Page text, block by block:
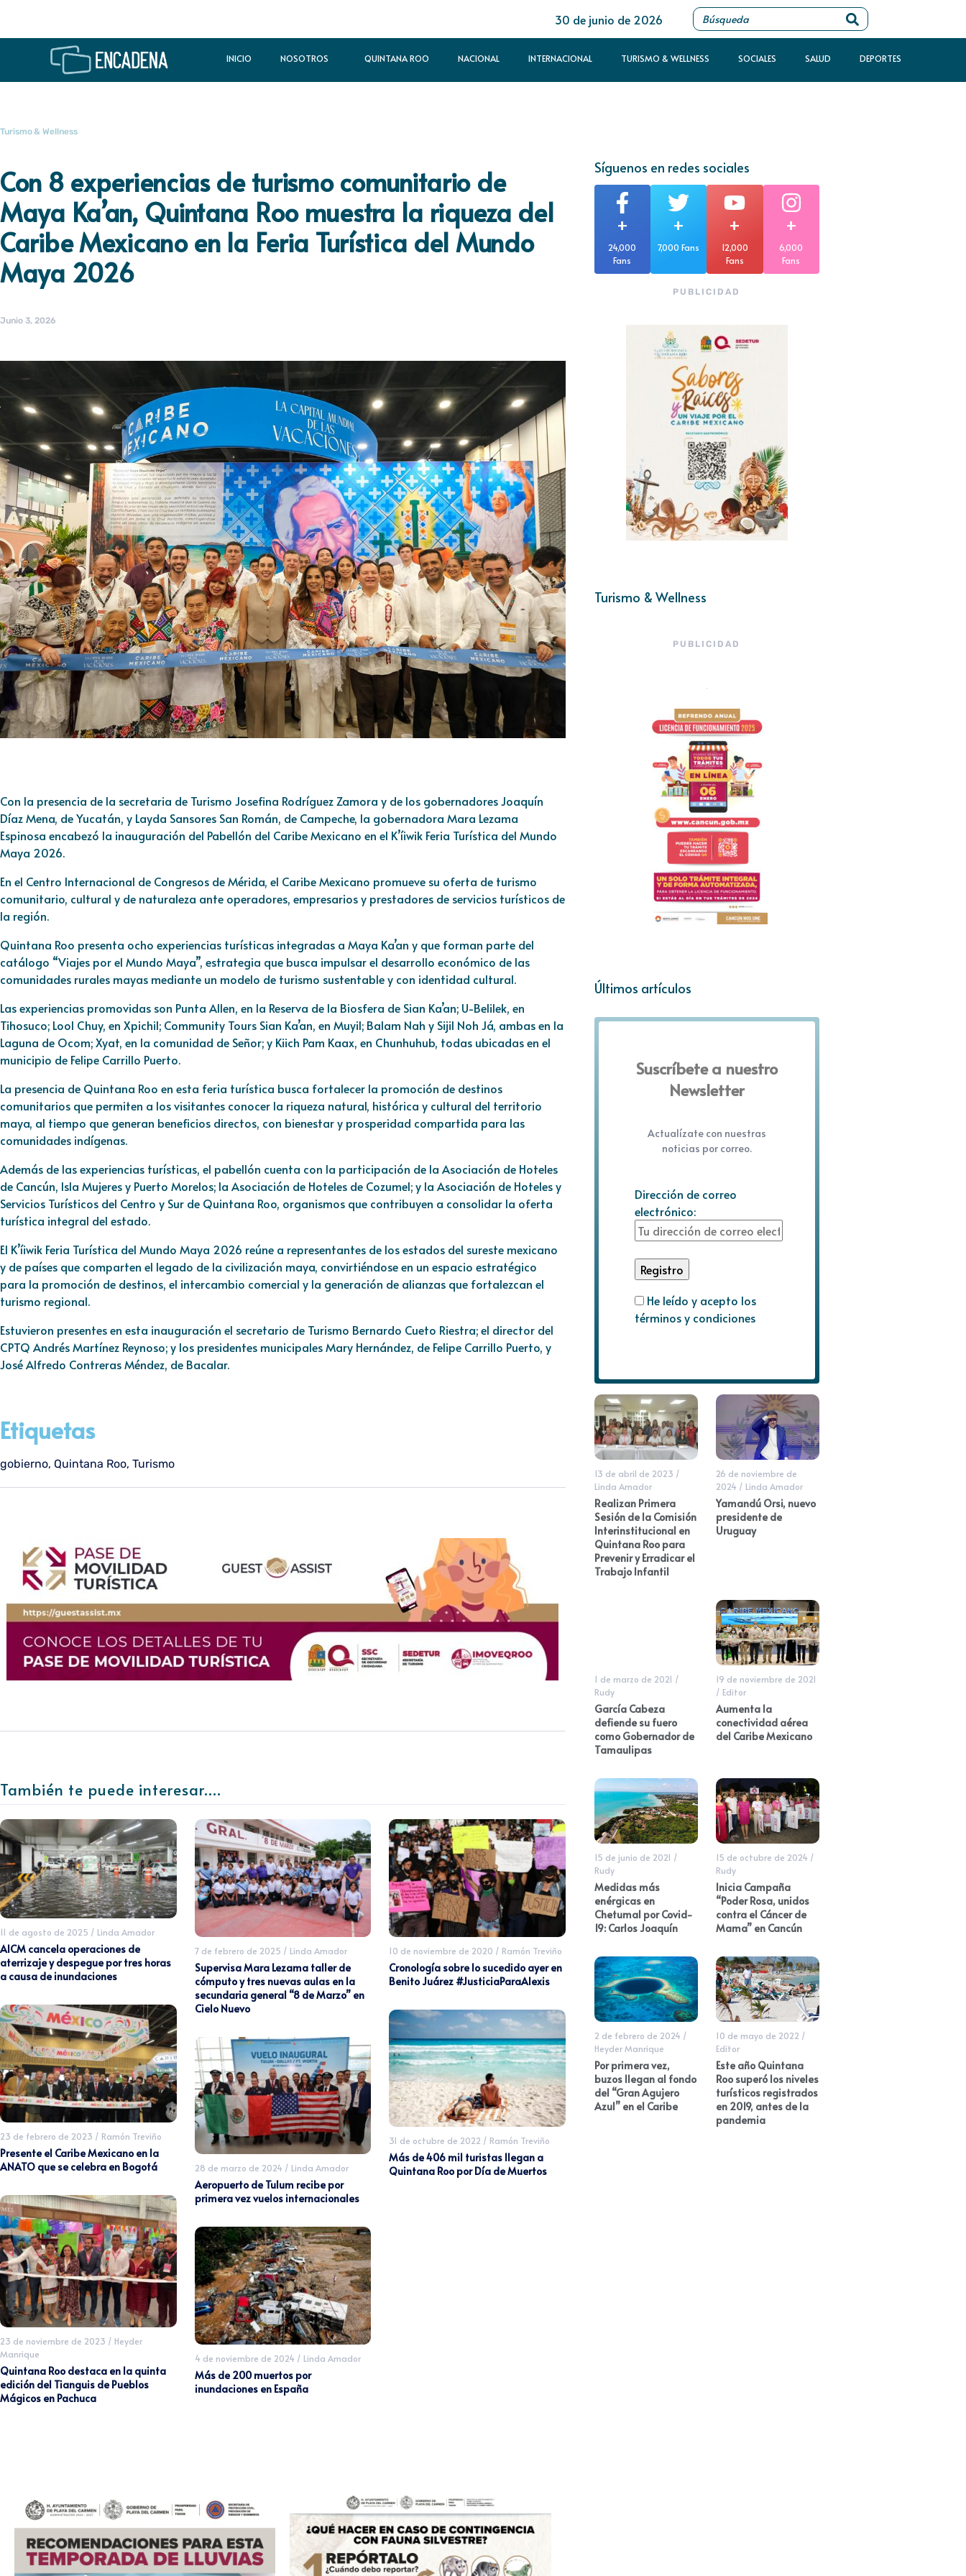
30 de junio de 2026
INICIO NOSOTROS QUINTANA ROO NACIONAL INTERNACIONAL TURISMO & WELLNESS SOCIALES SALUD DEPORTES
Turismo & Wellness
Con 8 experiencias de turismo comunitario de
Maya Ka’an, Quintana Roo muestra la riqueza del
Caribe Mexicano en la Feria Turística del Mundo
Maya 2026
Junio 3, 2026
Con la presencia de la secretaria de Turismo Josefina Rodríguez Zamora y de los gobernadores Joaquín
Díaz Mena, de Yucatán, y Layda Sansores San Román, de Campeche, la gobernadora Mara Lezama
Espinosa encabezó la inauguración del Pabellón del Caribe Mexicano en el K’íiwik Feria Turística del Mundo
Maya 2026.
En el Centro Internacional de Congresos de Mérida, el Caribe Mexicano promueve su oferta de turismo
comunitario, cultural y de naturaleza ante operadores, empresarios y prestadores de servicios turísticos de
la región.
Quintana Roo presenta ocho experiencias turísticas integradas a Maya Ka’an y que forman parte del
catálogo “Viajes por el Mundo Maya”, estrategia que busca impulsar el desarrollo económico de las
comunidades rurales mayas mediante un modelo de turismo sustentable y con identidad cultural.
Las experiencias promovidas son Punta Allen, en la Reserva de la Biosfera de Sian Ka’an; U-Belilek, en
Tihosuco; Lool Chuy, en Xpichil; Community Tours Sian Ka’an, en Muyil; Balam Nah y Sijil Noh Já, ambas en la
Laguna de Ocom; Xyat, en la comunidad de Señor; y Kiich Pam Kaax, en Chunhuhub, todas ubicadas en el
municipio de Felipe Carrillo Puerto.
La presencia de Quintana Roo en esta feria turística busca fortalecer la promoción de destinos
comunitarios que permiten a los visitantes conocer la riqueza natural, histórica y cultural del territorio
maya, al tiempo que generan beneficios directos, con bienestar y prosperidad compartida para las
comunidades indígenas.
Además de las experiencias turísticas, el pabellón cuenta con la participación de la Asociación de Hoteles
de Cancún, Isla Mujeres y Puerto Morelos; la Asociación de Hoteles de Cozumel; y la Asociación de Hoteles y
Servicios Turísticos del Centro y Sur de Quintana Roo, organismos que contribuyen a consolidar la oferta
turística integral del estado.
El K’íiwik Feria Turística del Mundo Maya 2026 reúne a representantes de los estados del sureste mexicano
y de países que comparten el legado de la civilización maya, convirtiéndose en un espacio estratégico
para la promoción de destinos, el intercambio comercial y la generación de alianzas que fortalezcan el
turismo regional.
Estuvieron presentes en esta inauguración el secretario de Turismo Bernardo Cueto Riestra; el director del
CPTQ Andrés Martínez Reynoso; y los presidentes municipales Mary Hernández, de Felipe Carrillo Puerto, y
José Alfredo Contreras Méndez, de Bacalar.
Etiquetas
gobierno, Quintana Roo, Turismo
También te puede interesar....
11 de agosto de 2025 / Linda Amador
AICM cancela operaciones de
aterrizaje y despegue por tres horas
a causa de inundaciones
23 de febrero de 2023 / Ramón Treviño
Presente el Caribe Mexicano en la
ANATO que se celebra en Bogotá
23 de noviembre de 2023 / Heyder
Manrique
Quintana Roo destaca en la quinta
edición del Tianguis de Pueblos
Mágicos en Pachuca
7 de febrero de 2025 / Linda Amador
Supervisa Mara Lezama taller de
cómputo y tres nuevas aulas en la
secundaria general “8 de Marzo” en
Cielo Nuevo
28 de marzo de 2024 / Linda Amador
Aeropuerto de Tulum recibe por
primera vez vuelos internacionales
4 de noviembre de 2024 / Linda Amador
Más de 200 muertos por
inundaciones en España
10 de noviembre de 2020 / Ramón Treviño
Cronología sobre lo sucedido ayer en
Benito Juárez #JusticiaParaAlexis
31 de octubre de 2022 / Ramón Treviño
Más de 406 mil turistas llegan a
Quintana Roo por Día de Muertos
Síguenos en redes sociales
+
24,000
Fans
+
7,000 Fans
+
12,000
Fans
+
6,000
Fans
PUBLICIDAD
Turismo & Wellness
PUBLICIDAD
Últimos artículos
Suscríbete a nuestro
Newsletter
Actualízate con nuestras
noticias por correo.
Dirección de correo
electrónico:
He leído y acepto los
términos y condiciones
13 de abril de 2023 /
Linda Amador
Realizan Primera
Sesión de la Comisión
Interinstitucional en
Quintana Roo para
Prevenir y Erradicar el
Trabajo Infantil
26 de noviembre de
2024 / Linda Amador
Yamandú Orsi, nuevo
presidente de
Uruguay
1 de marzo de 2021 /
Rudy
García Cabeza
defiende su fuero
como Gobernador de
Tamaulipas
19 de noviembre de 2021
/ Editor
Aumenta la
conectividad aérea
del Caribe Mexicano
15 de junio de 2021 /
Rudy
Medidas más
enérgicas en
Chetumal por Covid-
19: Carlos Joaquín
15 de octubre de 2024 /
Rudy
Inicia Campaña
“Poder Rosa, unidos
contra el Cáncer de
Mama” en Cancún
2 de febrero de 2024 /
Heyder Manrique
Por primera vez,
buzos llegan al fondo
del “Gran Agujero
Azul” en el Caribe
10 de mayo de 2022 /
Editor
Este año Quintana
Roo superó los niveles
turísticos registrados
en 2019, antes de la
pandemia